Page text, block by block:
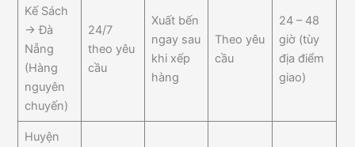
Kế Sách
→ Đà
Nẵng
(Hàng
nguyên
chuyến)
24/7
theo yêu
cầu
Xuất bến
ngay sau
khi xếp
hàng
Theo yêu
cầu
24 – 48
giờ (tùy
địa điểm
giao)
Huyện